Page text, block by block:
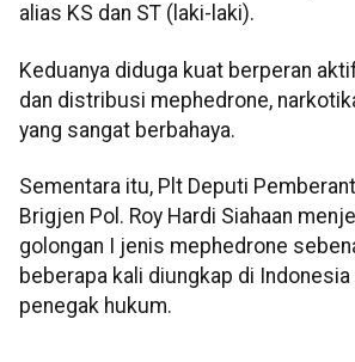
alias KS dan ST (laki-laki).
Keduanya diduga kuat berperan
dan distribusi mephedrone,
yang sangat berbahaya.
Sementara itu, Plt Deputi
Brigjen Pol. Roy Hardi Siahaan
golongan I jenis mephedrone
beberapa kali diungkap di
penegak hukum.